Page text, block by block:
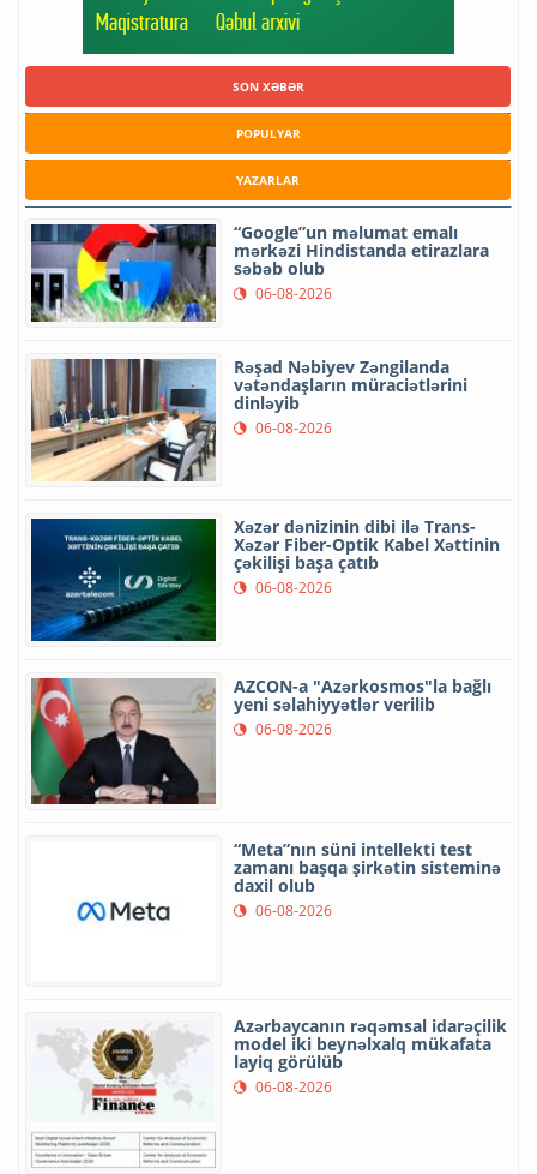
SON XƏBƏR
POPULYAR
YAZARLAR
“Google”un məlumat emalı
mərkəzi Hindistanda etirazlara
səbəb olub
06-08-2026
Rəşad Nəbiyev Zəngilanda
vətəndaşların müraciətlərini
dinləyib
06-08-2026
Xəzər dənizinin dibi ilə Trans-
Xəzər Fiber-Optik Kabel Xəttinin
çəkilişi başa çatıb
06-08-2026
AZCON-a "Azərkosmos"la bağlı
yeni səlahiyyətlər verilib
06-08-2026
“Meta”nın süni intellekti test
zamanı başqa şirkətin sisteminə
daxil olub
06-08-2026
Azərbaycanın rəqəmsal idarəçilik
model iki beynəlxalq mükafata
layiq görülüb
06-08-2026